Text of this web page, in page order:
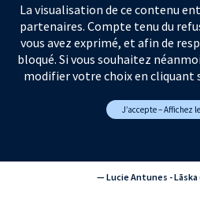
La visualisation de ce contenu
partenaires. Compte tenu du
vous avez exprimé, et afin de
bloqué. Si vous souhaitez
modifier votre choix en cliquant
J’accepte – Affichez
— Lucie Antunes - Lāska